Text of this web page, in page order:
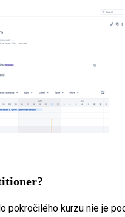
pokročilého kurzu nie je